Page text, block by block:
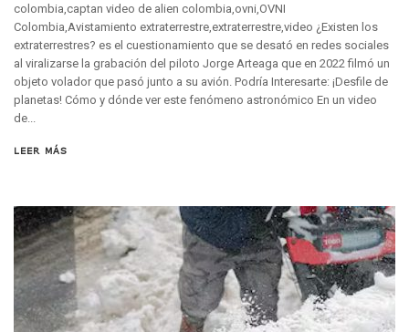
Localizan Y Liberan A Cuatro Personas Que
Ola De Calor Alcanzará Su Máximo Este Jueves En
Macro Desfogue De Tuberías Dejará Sin Agua A 150
Sigue El Programa De Bacheo En Puerto Vallarta
Localizan A Menor Extraviada En La Nueva Central De
Miércoles De Ceniza: ¿Qué Significa La Cruz Que Se Pone
Quiso Matar A Un Anciano Con Parkinson En Puerto
¡El Pitillal Vive Su Primera Feria Del Libro!
Quema Controlada En Atenguillo Busca Minimizar Riesgo
Marx Arriaga Abandona Oficinas De La SEP Tras 100
100 Pacientes Oncológicos Piden No Cambiar A
colombia,captan video de alien colombia,ovni,OVNI
Colombia,Avistamiento extraterrestre,extraterrestre,video ¿Existen los
extraterrestres? es el cuestionamiento que se desató en redes sociales
al viralizarse la grabación del piloto Jorge Arteaga que en 2022 filmó un
objeto volador que pasó junto a su avión. Podría Interesarte: ¡Desfile de
planetas! Cómo y dónde ver este fenómeno astronómico En un video
de...
LEER MÁS